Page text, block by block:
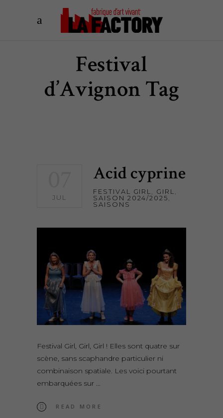
Festival
d’Avignon Tag
JUL
Acid cyprine
FESTIVAL GIRL GIRL
SAISON 2024/2025
SAISONS
Festival Girl, Girl, Girl ! Elles sont quatre sur
scène, sans scaphandre particulier ni
combinaison spatiale. Les voici pourtant
embarquées sur
READ MORE